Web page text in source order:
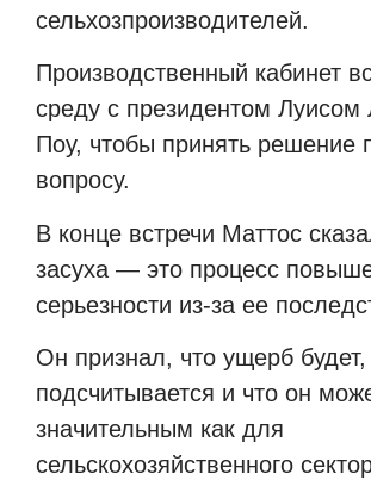
сельхозпроизводителей.
Производственный кабинет
среду с президентом Луисом
Поу, чтобы принять решение
вопросу.
В конце встречи Маттос
засуха — это процесс
серьезности из-за ее
Он признал, что ущерб будет,
подсчитывается и что он
значительным как для
сельскохозяйственного